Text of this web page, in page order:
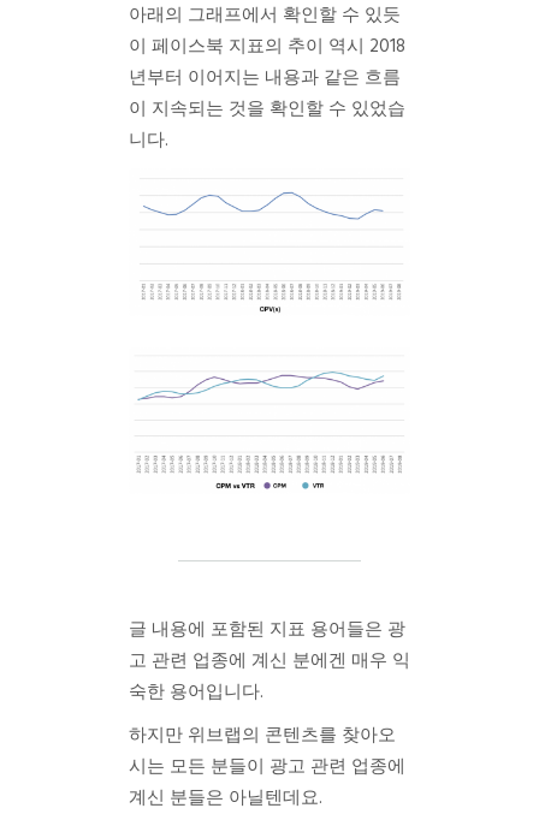
아래의 그래프에서 확인할 수 있듯
이 페이스북 지표의 추이 역시 2018
년부터 이어지는 내용과 같은 흐름
이 지속되는 것을 확인할 수 있었습
니다.
글 내용에 포함된 지표 용어들은 광
고 관련 업종에 계신 분에겐 매우 익
숙한 용어입니다.
하지만 위브랩의 콘텐츠를 찾아오
시는 모든 분들이 광고 관련 업종에
계신 분들은 아닐텐데요.